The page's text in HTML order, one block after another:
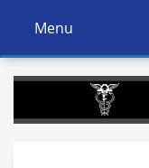
Ativar
Navegação
Menu